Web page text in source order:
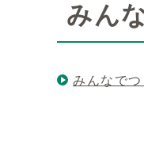
みん
みんなで